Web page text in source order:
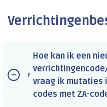
Hoe kan ik een
vraag ik mutaties
codes met ZA-